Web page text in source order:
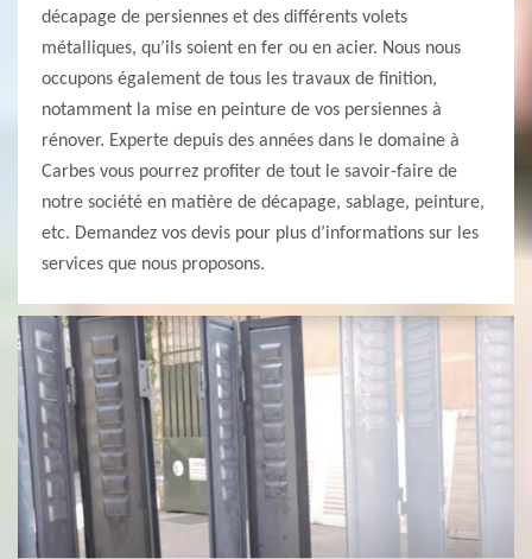
décapage de persiennes et des différents volets
métalliques, qu’ils soient en fer ou en acier. Nous nous
occupons également de tous les travaux de finition,
notamment la mise en peinture de vos persiennes à
rénover. Experte depuis des années dans le domaine à
Carbes vous pourrez profiter de tout le savoir-faire de
notre société en matière de décapage, sablage, peinture,
etc. Demandez vos devis pour plus d’informations sur les
services que nous proposons.